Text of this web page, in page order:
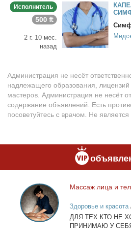
Исполнитель
500 ₶
2 г. 10 мес.
назад
Администрация не несёт
надлежащего образования, лицензий
мастеров. Администрация не несёт
содержание объявлений. Есть
посоветуйтесь с врачом. Не
Массаж
лица
и
тела
Мас­саж ли­ца и
Здоровье и красота
ДЛЯ ТЕХ КТО НЕ
ПРИНИМАЮ У